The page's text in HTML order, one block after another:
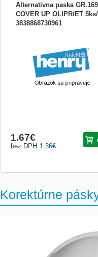
Alternativna paska GR.169
COVER UP OLIPR/ET
3838868730961
1.36€
bez DPH
1.67€
Korektúrne